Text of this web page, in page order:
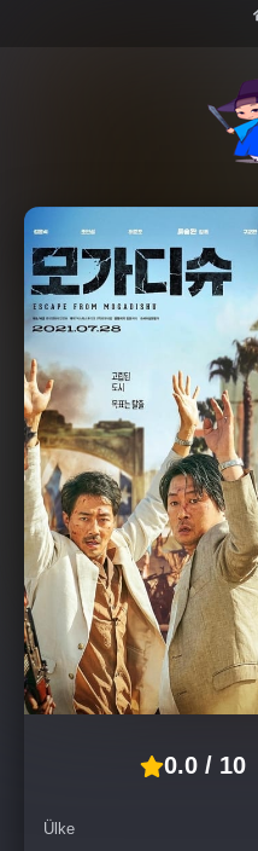
0.0 / 10
Ülke